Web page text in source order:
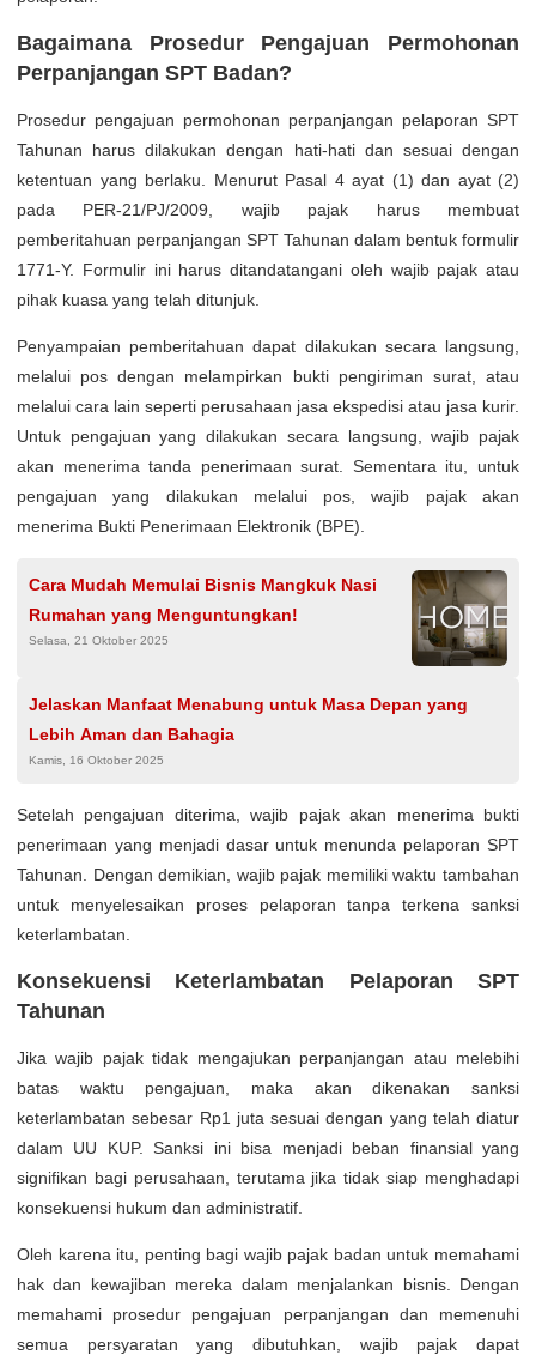
Bagaimana Prosedur Pengajuan Permohonan
Perpanjangan SPT Badan?
Prosedur pengajuan permohonan perpanjangan pelaporan SPT
Tahunan harus dilakukan dengan hati-hati dan sesuai dengan
ketentuan yang berlaku. Menurut Pasal 4 ayat (1) dan ayat (2)
pada PER-21/PJ/2009, wajib pajak harus membuat
pemberitahuan perpanjangan SPT Tahunan dalam bentuk formulir
1771-Y. Formulir ini harus ditandatangani oleh wajib pajak atau
pihak kuasa yang telah ditunjuk.
Penyampaian pemberitahuan dapat dilakukan secara langsung,
melalui pos dengan melampirkan bukti pengiriman surat, atau
melalui cara lain seperti perusahaan jasa ekspedisi atau jasa kurir.
Untuk pengajuan yang dilakukan secara langsung, wajib pajak
akan menerima tanda penerimaan surat. Sementara itu, untuk
pengajuan yang dilakukan melalui pos, wajib pajak akan
menerima Bukti Penerimaan Elektronik (BPE).
Cara Mudah Memulai Bisnis Mangkuk Nasi
Rumahan yang Menguntungkan!
Selasa, 21 Oktober 2025
Jelaskan Manfaat Menabung untuk Masa Depan yang
Lebih Aman dan Bahagia
Kamis, 16 Oktober 2025
Setelah pengajuan diterima, wajib pajak akan menerima bukti
penerimaan yang menjadi dasar untuk menunda pelaporan SPT
Tahunan. Dengan demikian, wajib pajak memiliki waktu tambahan
untuk menyelesaikan proses pelaporan tanpa terkena sanksi
keterlambatan.
Konsekuensi Keterlambatan Pelaporan SPT
Tahunan
Jika wajib pajak tidak mengajukan perpanjangan atau melebihi
batas waktu pengajuan, maka akan dikenakan sanksi
keterlambatan sebesar Rp1 juta sesuai dengan yang telah diatur
dalam UU KUP. Sanksi ini bisa menjadi beban finansial yang
signifikan bagi perusahaan, terutama jika tidak siap menghadapi
konsekuensi hukum dan administratif.
Oleh karena itu, penting bagi wajib pajak badan untuk memahami
hak dan kewajiban mereka dalam menjalankan bisnis. Dengan
memahami prosedur pengajuan perpanjangan dan memenuhi
semua persyaratan yang dibutuhkan, wajib pajak dapat